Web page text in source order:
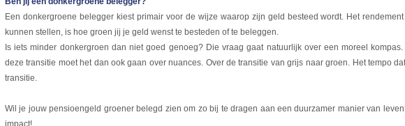
Een donkergroene belegger kiest primair voor de wijze waarop zijn geld besteed wordt. Het
kunnen stellen, is hoe groen jij je geld wenst te besteden of te beleggen.
Is iets minder donkergroen dan niet goed genoeg? Die vraag gaat natuurlijk over een moreel
deze transitie moet het dan ook gaan over nuances. Over de transitie van grijs naar groen. Het tempo
transitie.
Wil je jouw pensioengeld groener belegd zien om zo bij te dragen aan een duurzamer manier van
impact!